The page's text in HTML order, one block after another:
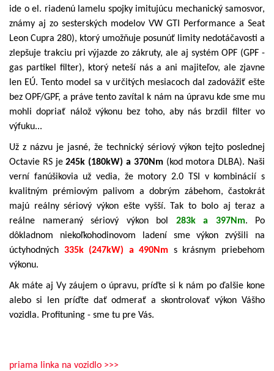
ide o el. riadenú lamelu spojky imitujúcu mechanický samosvor,
známy aj zo sesterských modelov VW GTI Performance a Seat
Leon Cupra 280), ktorý umožňuje posunúť limity nedotáčavosti a
zlepšuje trakciu pri výjazde zo zákruty, ale aj systém OPF (GPF -
gas partikel filter), ktorý neteší nás a ani majiteľov, ale zjavne
len EÚ. Tento model sa v určitých mesiacoch dal zadovážiť ešte
bez OPF/GPF, a práve tento zavítal k nám na úpravu kde sme mu
mohli dopriať nálož výkonu bez toho, aby nás brzdil filter vo
výfuku...
Už z názvu je jasné, že technický sériový výkon tejto poslednej
Octavie RS je245k (180kW) a 370Nm(kod motora DLBA). Naši
verní fanúšikovia už vedia, že motory 2.0 TSI v kombinácií s
kvalitným prémiovým palivom a dobrým zábehom, častokrát
majú reálny sériový výkon ešte vyšší. Tak to bolo aj teraz a
reálne nameraný sériový výkon bol 283k a 397Nm. Po
dôkladnom niekoľkohodinovom ladení sme výkon zvýšili na
úctyhodných 335k (247kW) a 490Nm s krásnym priebehom
výkonu.
Ak máte aj Vy záujem o úpravu, príďte si k nám po ďalšie kone
alebo si len príďte dať odmerať a skontrolovať výkon Vášho
vozidla. Profituning - sme tu pre Vás.
priama linka na vozidlo >>>